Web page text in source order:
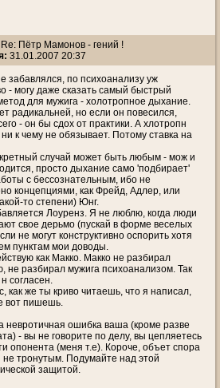
Re: Пётр Мамонов - гений !
31.01.2007 20:37
забавлялся, по психоанализу уж
- могу даже сказать самый быстрый
для мужига - холотропное дыхание.
радикальней, но если он повесился,
- он бы сдох от практики. А хлотропн
к чему не обязывает. Потому ставка на
случай может быть любым - мож и
просто дыхание само 'подбирает'
с бессознательным, ибо не
концепциями, как Фрейд, Адлер, или
то степени) Юнг.
Лоуренз. Я не люблю, когда люди
свое дерьмо (пускай в форме веселых
не могут конструктивно оспорить хотя
пунктам мои доводы.
как Макко. Макко не разбирал
не разбирал мужига психоанализом. Так
согласен.
как же ты криво читаешь, что я написал,
вот пишешь.
невротичная ошибка ваша (кроме разве
- вы не говорите по делу, вы цепляетесь
опонента (меня т.е). Короче, объет спора
не тронутым. Подумайте над этой
защитой.